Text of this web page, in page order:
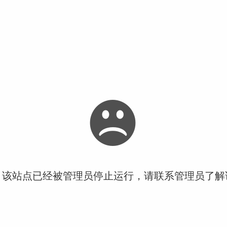
站点已经被管理员停止运行，请联系管理员了